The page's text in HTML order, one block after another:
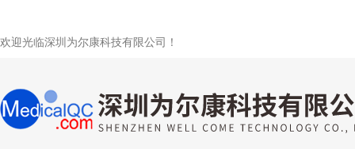
欢迎光临深圳为尔康科技有限公司！